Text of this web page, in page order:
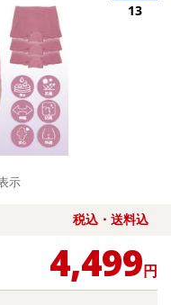
示
13
税込・送料込
4,499円